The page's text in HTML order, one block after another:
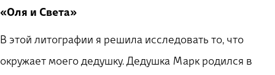
«Оля и Света»
В этой литографии я решила исследовать то, что
окружает моего дедушку. Дедушка Марк родился в